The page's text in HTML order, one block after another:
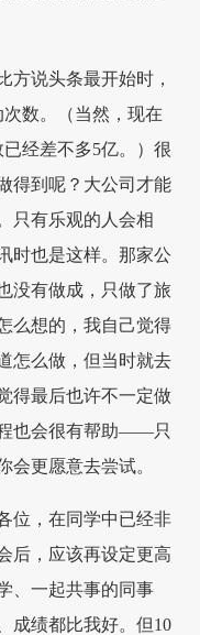
方说头条最开始时，
数。（当然，现在
经差不多5亿。）很
得到呢？大公司才能
只有乐观的人会相
时也是这样。那家公
没有做成，只做了旅
么想的，我自己觉得
怎么做，但当时就去
得最后也许不一定做
也会很有帮助——只
会更愿意去尝试。
位，在同学中已经非
后，应该再设定更高
、一起共事的同事
成绩都比我好。但10